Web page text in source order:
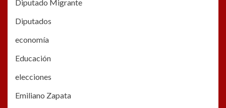
Diputado Migrante
Diputados
economía
Educación
elecciones
Emiliano Zapata